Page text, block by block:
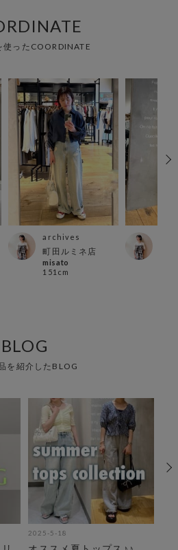
使ったCOORDINATE
archives
町田ルミネ店
misato
151cm
BLOG
を紹介したBLOG
2025-5-18